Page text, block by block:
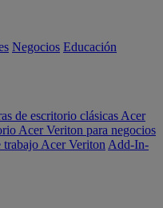
Negocios Educación
de escritorio clásicas Acer
Acer Veriton para negocios
trabajo Acer Veriton Add-In-